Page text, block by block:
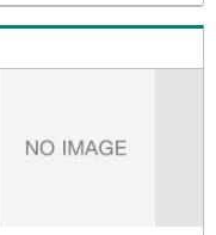
て頂きます・お仕事帰り
す≫*≪*≫*≪*≫*≪*≫*≪*